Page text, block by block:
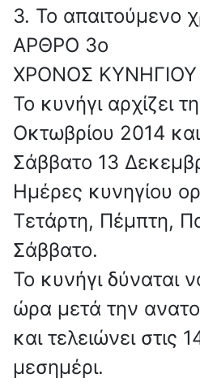
3. Το απαιτούμενο
ΑΡΘΡΟ 3o
ΧΡΟΝΟΣ ΚΥΝΗΓΙΟΥ
Το κυνήγι αρχίζει
Οκτωβρίου 2014 και
Σάββατο 13
Ημέρες κυνηγίου
Τετάρτη, Πέμπτη,
Σάββατο.
Το κυνήγι δύναται
ώρα μετά την
και τελειώνει στις
μεσημέρι.